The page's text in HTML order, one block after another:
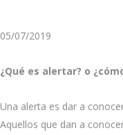
05/07/2019
¿Qué es alertar? o
Una alerta es dar a
Aquellos que dan a